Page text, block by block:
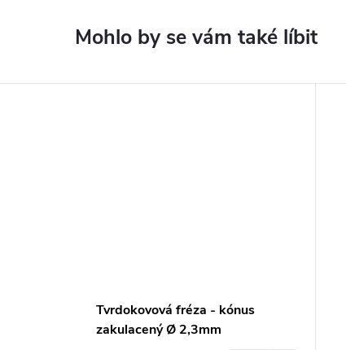
Tvrdokovová fréza - kónus
zakulacený Ø 2,3mm